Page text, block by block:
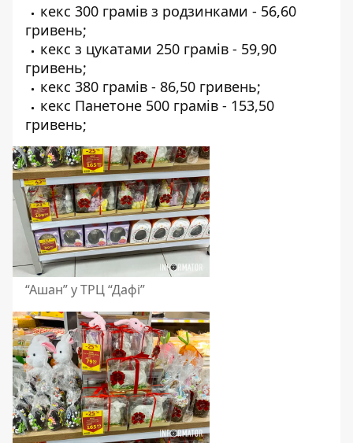
кекс 300 грамів з родзинками - 56,60
гривень;
кекс з цукатами 250 грамів - 59,90
гривень;
кекс 380 грамів - 86,50 гривень;
кекс Панетоне 500 грамів - 153,50
гривень;
“Ашан” у ТРЦ “Дафі”